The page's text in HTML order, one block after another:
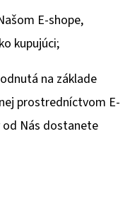
E-shope,
kupujúci;
na základe
prostredníctvom E-
od Nás dostanete